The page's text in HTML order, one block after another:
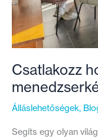
Csatlakozz
Álláslehetőségek,
Segíts egy olyan